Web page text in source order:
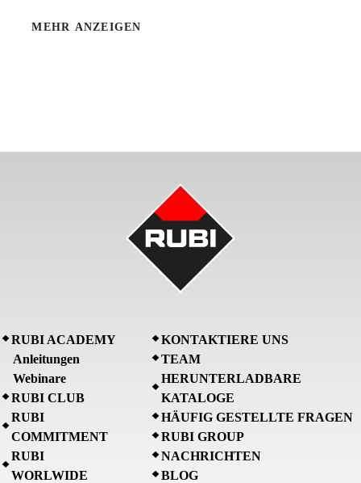
MEHR ANZEIGEN
RUBI ACADEMY
Anleitungen
Webinare
RUBI CLUB
RUBI
COMMITMENT
RUBI
WORLWIDE
KONTAKTIERE UNS
TEAM
HERUNTERLADBARE
KATALOGE
HÄUFIG GESTELLTE FRAGEN
RUBI GROUP
NACHRICHTEN
BLOG